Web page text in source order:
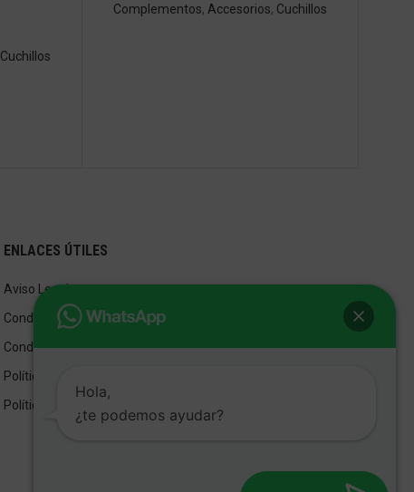
Cuchillos
Complementos, Accesorios, Cuchillos
ENLACES ÚTILES
Aviso Legal
Condiciones de Venta
Condiciones de Uso
Política de privacidad
Política de cookies
Hola,
¿te podemos ayudar?